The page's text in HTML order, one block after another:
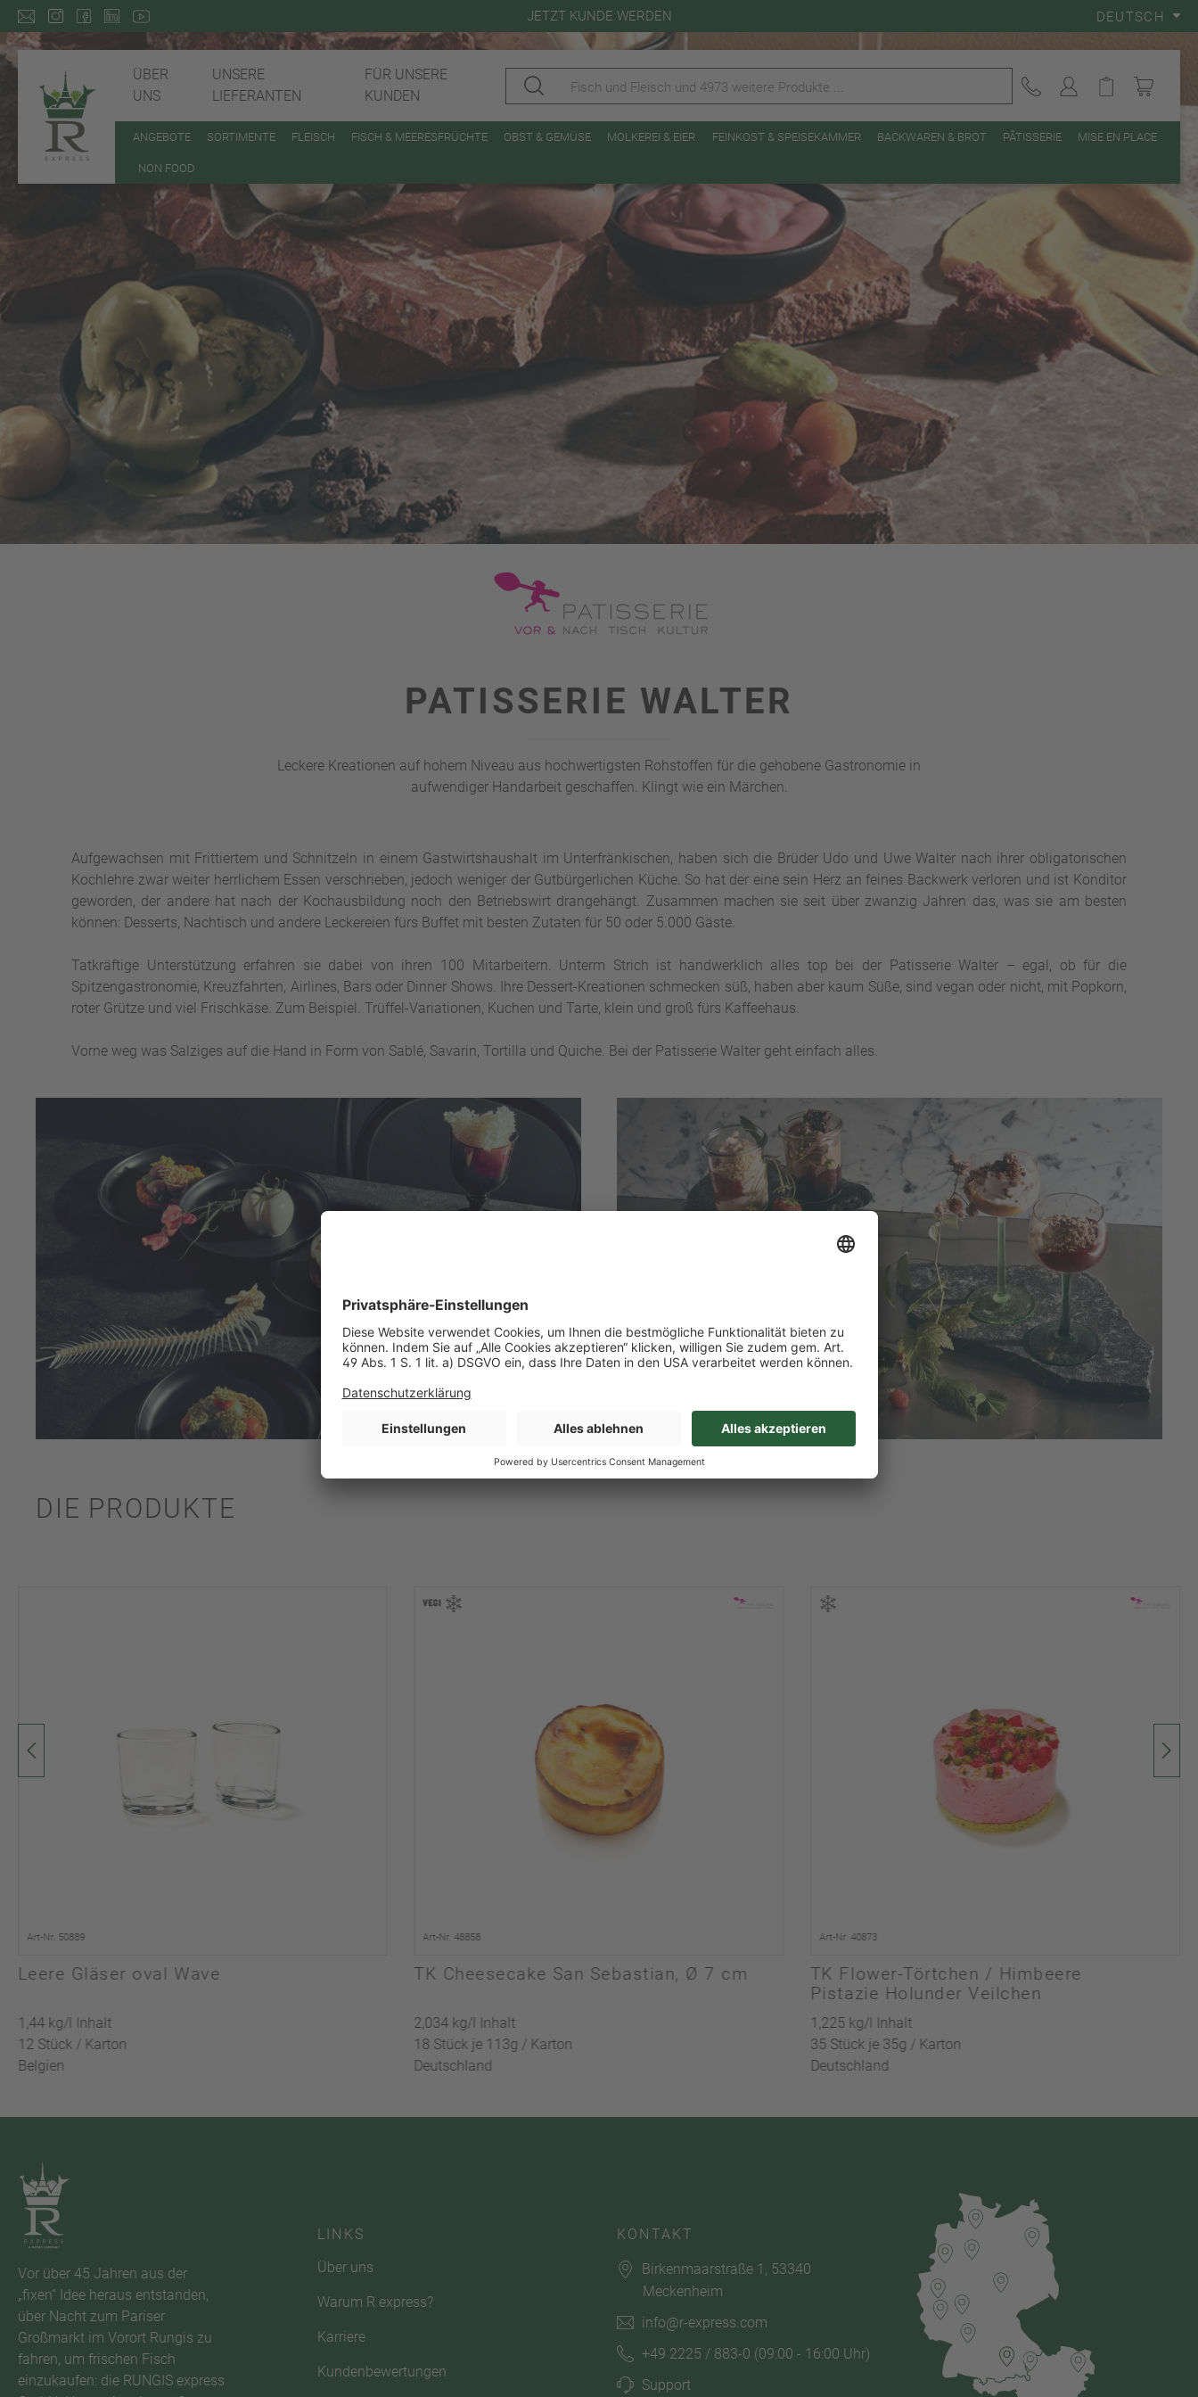
JETZT KUNDE WERDEN DEUTSCH
ÜBER
UNS
UNSERE
LIEFERANTEN
FÜR UNSERE
KUNDEN
ANGEBOTE SORTIMENTE FLEISCH FISCH & MEERESFRÜCHTE OBST & GEMÜSE MOLKEREI & EIER FEINKOST & SPEISEKAMMER BACKWAREN & BROT PÂTISSERIE MISE EN PLACE
NON FOOD
PATISSERIE WALTER
Leckere Kreationen auf hohem Niveau aus hochwertigsten Rohstoffen für die gehobene Gastronomie in
aufwendiger Handarbeit geschaffen. Klingt wie ein Märchen.
Aufgewachsen mit Frittiertem und Schnitzeln in einem Gastwirtshaushalt im Unterfränkischen, haben sich die Brüder Udo und Uwe Walter nach ihrer obligatorischen
Kochlehre zwar weiter herrlichem Essen verschrieben, jedoch weniger der Gutbürgerlichen Küche. So hat der eine sein Herz an feines Backwerk verloren und ist Konditor
geworden, der andere hat nach der Kochausbildung noch den Betriebswirt drangehängt. Zusammen machen sie seit über zwanzig Jahren das, was sie am besten
können: Desserts, Nachtisch und andere Leckereien fürs Buffet mit besten Zutaten für 50 oder 5.000 Gäste.
Tatkräftige Unterstützung erfahren sie dabei von ihren 100 Mitarbeitern. Unterm Strich ist handwerklich alles top bei der Patisserie Walter – egal, ob für die
Spitzengastronomie, Kreuzfahrten, Airlines, Bars oder Dinner Shows.
Ihre Dessert-Kreationen schmecken süß, haben aber kaum Süße, sind vegan oder nicht, mit Popkorn,
roter Grütze und viel Frischkäse. Zum Beispiel. Trüffel-Variationen, Kuchen und Tarte, klein und groß fürs Kaffeehaus.
Vorne weg was Salziges auf die Hand in Form von Sablé, Savarin, Tortilla und Quiche. Bei der Patisserie Walter geht einfach alles.
DIE PRODUKTE
Art-Nr. 50889
Leere Gläser oval Wave
1,44 kg/l Inhalt
12 Stück / Karton
Belgien
Art-Nr. 48858
TK Cheesecake San Sebastian, Ø 7 cm
2,034 kg/l Inhalt
18 Stück je 113g / Karton
Deutschland
Art-Nr. 40873
TK Flower-Törtchen / Himbeere
Pistazie Holunder Veilchen
1,225 kg/l Inhalt
35 Stück je 35g / Karton
Deutschland
Vor über 45 Jahren aus der
„fixen“ Idee heraus entstanden,
über Nacht zum Pariser
Großmarkt im Vorort Rungis zu
fahren, um frischen Fisch
einzukaufen: die RUNGIS express
LINKS
Über uns
Warum R express?
Karriere
Kundenbewertungen
KONTAKT
Birkenmaarstraße 1, 53340
Meckenheim
info@r-express.com
+49 2225 / 883-0 (09:00 - 16:00 Uhr)
Support